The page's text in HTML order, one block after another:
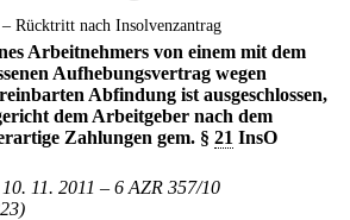
Rücktritt nach Insolvenzantrag
Arbeitnehmers von einem mit dem
Aufhebungsvertrag wegen
Abfindung ist ausgeschlossen,
dem Arbeitgeber nach dem
Zahlungen gem. § 21 InsO
11. 2011 – 6 AZR 357/10